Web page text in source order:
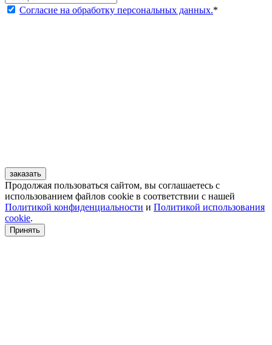
Согласие на обработку персональных данных.*
заказать
Продолжая пользоваться сайтом, вы соглашаетесь с
использованием файлов cookie в соответствии с нашей
Политикой конфиденциальности и Политикой использования
cookie.
Принять